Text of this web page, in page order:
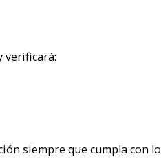
verificará:
siempre que cumpla con lo